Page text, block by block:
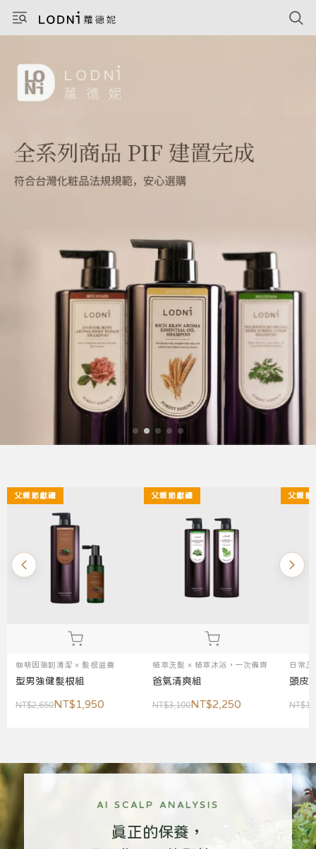
父親節獻禮
咖啡因強韌清潔 × 髮根滋養
型男強健髮根組
NT$2,650NT$1,950
父親節獻禮
植萃洗髮 × 植萃沐浴，一次備齊
爸氣清爽組
NT$3,100NT$2,250
父親節
日常
頭皮
AI SCALP ANALYSIS
真正的保養，